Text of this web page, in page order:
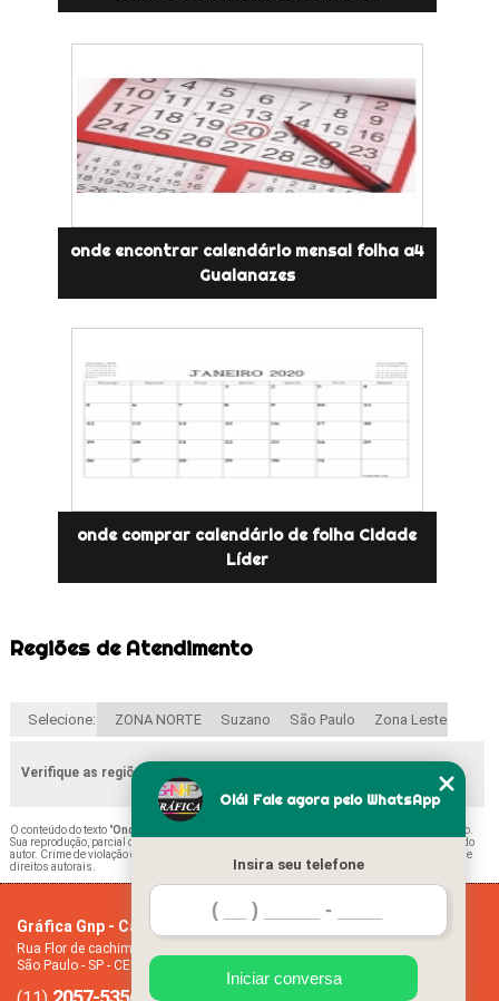
onde encontrar calendário mensal folha a4
Guaianazes
onde comprar calendário de folha Cidade
Líder
Regiões de Atendimento
Selecione: ZONA NORTE Suzano São Paulo Zona Leste
Verifique as regiões que atendemos
O conteúdo do texto "Onde Encontrar Calendário Folha A4 Suzano
" é de direito reservado.
Sua reprodução, parcial ou total, mesmo citando nossos links, é proibida sem a autorização do
autor. Crime de violação de direito autoral – artigo 184 do Código Penal –
Lei 9610/98 - Lei de
direitos autorais.
Gráfica Gnp - Cartão de visita
Rua Flor de cachimbo, 274 - Jardim Santana
São Paulo - SP - CEP: 08050-040
Empresa
Missão
Olá! Fale agora pelo WhatsApp
Insira seu telefone
Iniciar conversa